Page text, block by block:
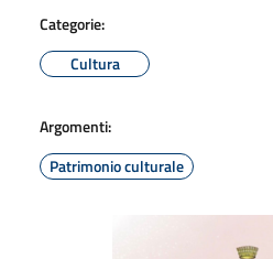
Categorie:
Cultura
Argomenti:
Patrimonio culturale